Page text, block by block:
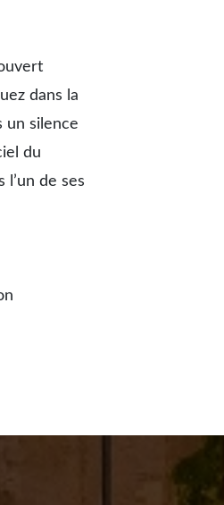
dans la
un silence
du
l’un de ses
dans l'histoire du
de